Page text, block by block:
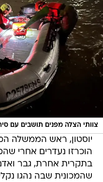
צוותי הצלה מפנים תושבים עם
יוסטון, ראש הממשלה
הוכרזו נעדרים אחרי
בתקרית אחרת, גבר
שהמכונית שבה נהגו